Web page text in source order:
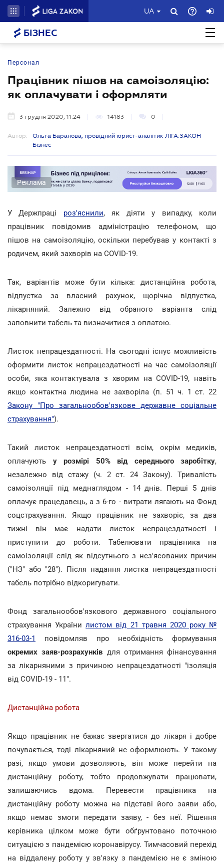
UA
БІЗНЕС
Персонал
Працівник пішов на самоізоляцію:
як оплачувати і оформляти
3 грудня 2020, 11:24 14183 0
Автор:
Ольга Баранова, провідний юрист-аналітик ЛІГА:ЗАКОН
Бізнес
Реклама
У Держпраці роз'яснили, як діяти у випадку, коли
працівник повідомив адміністрацію телефоном, що
пішов на самоізоляцію, оскільки перебував у контакті з
родичем, який захворів на COVID-19.
Так, варіантів може бути кілька: дистанційна робота,
відпустка за власний рахунок, щорічна відпустка,
лікарняний. Залежно від обраного варіанта слід
заповнити табель та визначитися з оплатою.
Листок непрацездатності. На сьогодні існує можливість
оформити листок непрацездатності на час самоізоляції
особи, яка контактувала з хворим на COVID-19, навіть
якщо контактна людина не захворіла (п. 51 ч. 1 ст. 22
Закону "Про загальнообов'язкове державне соціальне
страхування").
Такий листок непрацездатності всім, окрім медиків,
оплачують у розмірі 50% від середнього заробітку,
незалежно від стажу (ч. 2 ст. 24 Закону). Тривалість
самоізоляції під меднаглядом - 14 днів. Перші 5 днів
оплачує працедавець, а з 6-го - витрати лягають на Фонд
соцстрахування. Якщо працівник не захворіє, за два
тижні він має надати листок непрацездатності і
приступити до роботи. Табелювати працівника на
самоізоляції слід як відсутнього з нез'ясованих причин
("НЗ" або "28"). Після надання листка непрацездатності
табель потрібно відкоригувати.
Фонд загальнообов'язкового державного соціального
страхування Українилистом від 21 травня 2020 року №
316-03-1
повідомляв про необхідність формування
окремих заяв-розрахунків для отримання фінансування
за лікарняними з причиною непрацездатності "ізоляція
від COVID-19 - 11".
Дистанційна робота
Якщо працівник не бажає звертатися до лікаря і добре
почувається, тоді лікарняний не оформлюють. У такому
разі, якщо умови дозволяють, він може перейти на
дистанційну роботу, тобто продовжувати працювати,
залишаючись вдома. Перевести працівника на
дистанційну роботу можна на підставі його заяви або,
якщо немає змоги передати заяву, - без неї. Рішення
керівника цілком може бути обґрунтовано поточною
ситуацією з пандемією коронавірусу. Тимчасовий перехід
на віддалену роботу у зв'язку з пандемією не є зміною